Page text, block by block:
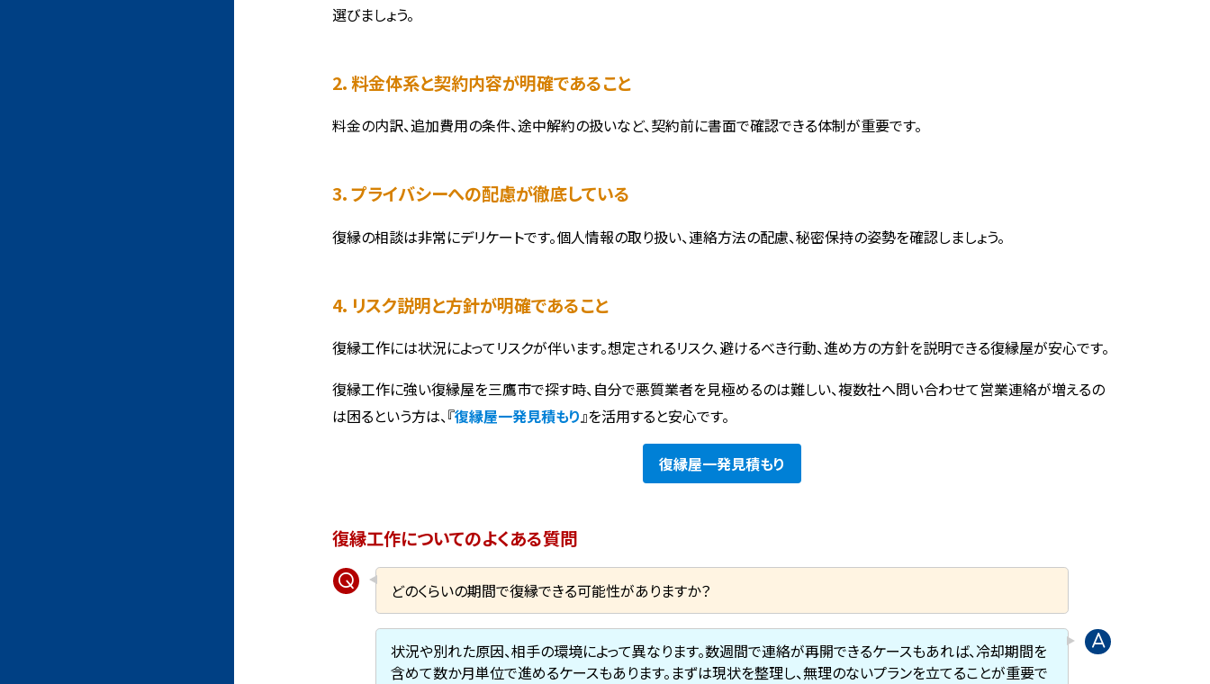
選びましょう。
2. 料金体系と契約内容が明確であること
料金の内訳、追加費用の条件、途中解約の扱いなど、契約前に書面で確認できる体制が重要です。
3. プライバシーへの配慮が徹底している
復縁の相談は非常にデリケートです。個人情報の取り扱い、連絡方法の配慮、秘密保持の姿勢を確認しましょう。
4. リスク説明と方針が明確であること
復縁工作には状況によってリスクが伴います。想定されるリスク、避けるべき行動、進め方の方針を説明できる復縁屋が安心です。
復縁工作に強い復縁屋を三鷹市で探す時、自分で悪質業者を見極めるのは難しい、複数社へ問い合わせて営業連絡が増えるの
は困るという方は、『復縁屋一発見積もり 』を活用すると安心です。
復縁屋一発見積もり
復縁工作についてのよくある質問
どのくらいの期間で復縁できる可能性がありますか？
状況や別れた原因、相手の環境によって異なります。数週間で連絡が再開できるケースもあれば、冷却期間を
含めて数か月単位で進めるケースもあります。まずは現状を整理し、無理のないプランを立てることが重要で